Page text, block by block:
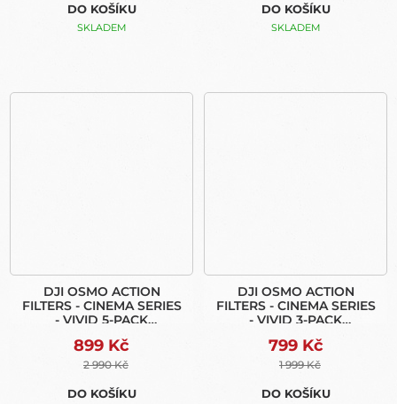
DO KOŠÍKU
SKLADEM
DO KOŠÍKU
SKLADEM
DJI OSMO ACTION
FILTERS - CINEMA SERIES
- VIVID 5-PACK
899 Kč
2 990 Kč
DO KOŠÍKU
DJI OSMO ACTION
FILTERS - CINEMA SERIES
- VIVID 3-PACK
799 Kč
1 999 Kč
DO KOŠÍKU